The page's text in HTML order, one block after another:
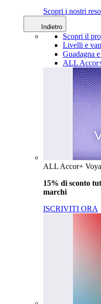
Scopri i nostri
Indietro
Scopri il
Livelli e
Guadagna
ALL
ALL Accor+
15% di sconto
marchi
ISCRIVITI ORA